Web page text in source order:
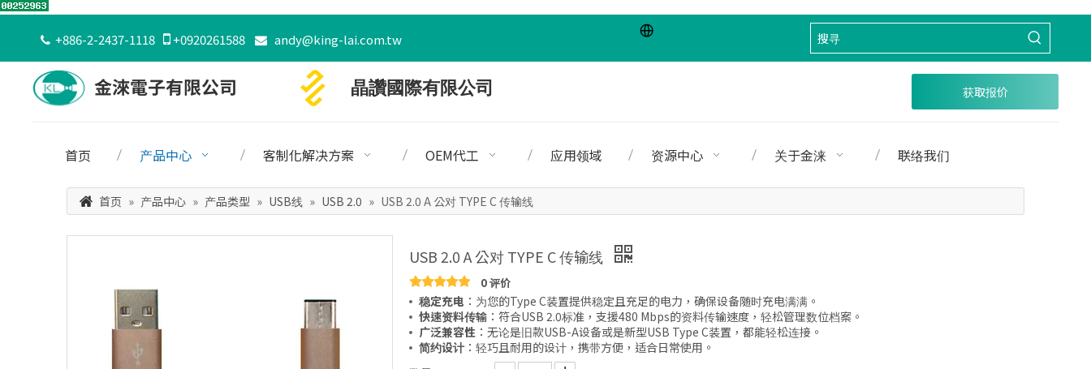
 +886-2-2437-1118 +0920261588  andy@king-lai.com.tw
获取报价
首页 产品中心 客制化解决方案 OEM代工 应用领域 资源中心 关于金涞 联络我们
首页 » 产品中心 » 产品类型 » USB线 » USB 2.0 » USB 2.0 A 公对 TYPE C 传输线
USB 2.0 A 公对 TYPE C 传输线
0 评价
稳定充电 ：为您的Type C装置提供稳定且充足的电力，确保设备随时充电满满。
快速资料传输 ：符合USB 2.0标准，支援480 Mbps的资料传输速度，轻松管理数位档案。
广泛兼容性 ：无论是旧款USB-A设备或是新型USB Type C装置，都能轻松连接。
简约设计 ：轻巧且耐用的设计，携带方便，适合日常使用。